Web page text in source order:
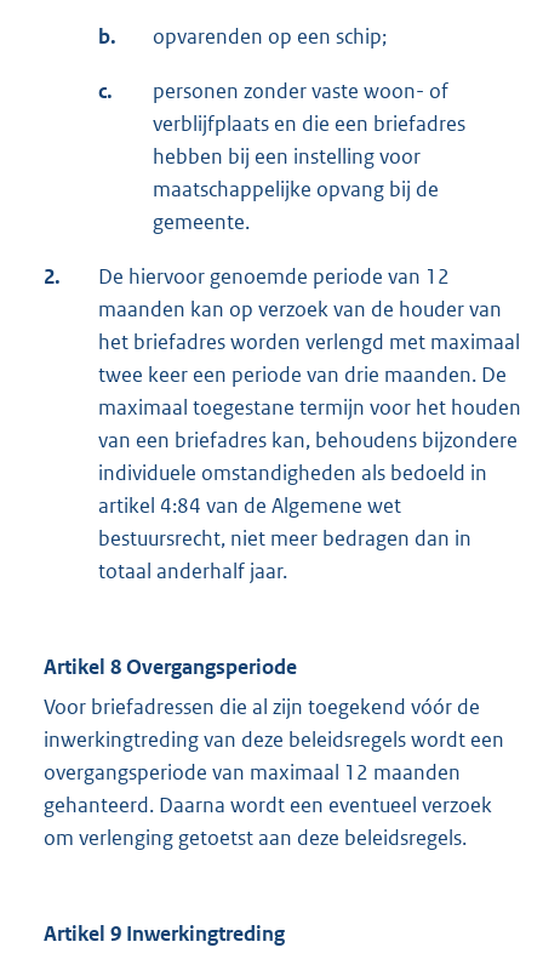
b. opvarenden op een schip;
c.
personen zonder vaste woon- of
verblijfplaats en die een briefadres
hebben bij een instelling voor
maatschappelijke opvang bij de
gemeente.
2.
De hiervoor genoemde periode van 12
maanden kan op verzoek van de houder van
het briefadres worden verlengd met maximaal
twee keer een periode van drie maanden. De
maximaal toegestane termijn voor het houden
van een briefadres kan, behoudens bijzondere
individuele omstandigheden als bedoeld in
artikel 4:84 van de Algemene wet
bestuursrecht, niet meer bedragen dan in
totaal anderhalf jaar.
Artikel 8 Overgangsperiode
Voor briefadressen die al zijn toegekend vóór de
inwerkingtreding van deze beleidsregels wordt een
overgangsperiode van maximaal 12 maanden
gehanteerd. Daarna wordt een eventueel verzoek
om verlenging getoetst aan deze beleidsregels.
Artikel 9 Inwerkingtreding